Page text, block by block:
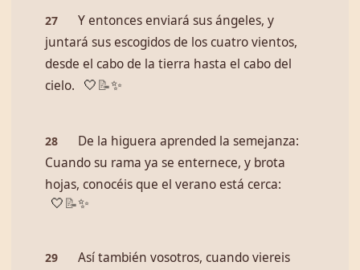
27
Y entonces enviará sus ángeles, y
juntará sus escogidos de los cuatro vientos,
desde el cabo de la tierra hasta el cabo del
cielo.
🤍 📝✨
28
De la higuera aprended la semejanza:
Cuando su rama ya se enternece, y brota
hojas, conocéis que el verano está cerca:
🤍 📝✨
29
Así también vosotros, cuando viereis